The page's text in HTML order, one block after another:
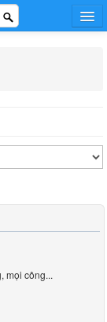
mọi công...